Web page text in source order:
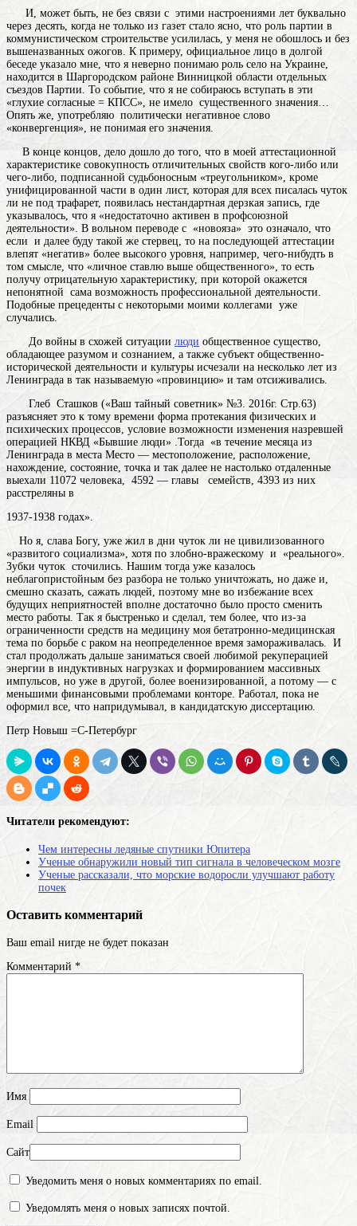
И, может быть, не без связи с этими настроениями лет буквально
через десять, когда не только из газет стало ясно, что роль партии в
коммунистическом строительстве усилилась, у меня не обошлось и без
вышеназванных ожогов. К примеру, официальное лицо в долгой
беседе указало мне, что я неверно понимаю роль село на Украине,
находится в Шаргородском районе Винницкой области отдельных
съездов Партии. То событие, что я не собираюсь вступать в эти
«глухие согласные = КПСС», не имело существенного значения…
Опять же, употребляю политически негативное слово
«конвергенция», не понимая его значения.
В конце концов, дело дошло до того, что в моей аттестационной
характеристике совокупность отличительных свойств кого-либо или
чего-либо , подписанной судьбоносным «треугольником», кроме
унифицированной части в один лист, которая для всех писалась чуток
ли не под трафарет, появилась нестандартная дерзкая запись, где
указывалось, что я «недостаточно активен в профсоюзной
деятельности». В вольном переводе с «новояза» это означало, что
если и далее буду такой же стервец, то на последующей аттестации
влепят «негатив» более высокого уровня, например, чего-нибудть в
том смысле, что «личное ставлю выше общественного», то есть
получу отрицательную характеристику, при которой окажется
непонятной сама возможность профессиональной деятельности.
Подобные прецеденты с некоторыми моими коллегами уже
случались.
До войны в схожей ситуации люди общественное существо,
обладающее разумом и сознанием, а также субъект общественно-
исторической деятельности и культуры исчезали на несколько лет из
Ленинграда в так называемую «провинцию» и там отсиживались.
Глеб Сташков («Ваш тайный советник» №3. 2016г. Стр.63)
разъясняет это к тому времени форма протекания физических и
психических процессов, условие возможности изменения назревшей
операцией НКВД «Бывшие люди» .Тогда «в течение месяца из
Ленинграда в места Место — местоположение, расположение,
нахождение, состояние, точка и так далее не настолько отдаленные
выехали 11072 человека, 4592 — главы семейств, 4393 из них
расстреляны в
1937-1938 годах».
Но я, слава Богу, уже жил в дни чуток ли не цивилизованного
«развитого социализма», хотя по злобно-вражескому и «реального».
Зубки чуток сточились. Нашим тогда уже казалось
неблагопристойным без разбора не только уничтожать, но даже и,
смешно сказать, сажать людей, поэтому мне во избежание всех
будущих неприятностей вполне достаточно было просто сменить
место работы. Так я быстренько и сделал, тем более, что из-за
ограниченности средств на медицину моя бетатронно-медицинская
тема по борьбе с раком на неопределенное время замораживалась. И
стал продолжать дальше заниматься своей любимой рекуперацией
энергии в индуктивных нагрузках и формированием массивных
импульсов, но уже в другой, более военизированной, а потому — с
меньшими финансовыми проблемами конторе. Работал, пока не
оформил все, что напридумывал, в кандидатскую диссертацию.
Петр Новыш =С-Петербург
Читатели рекомендуют:
Чем интересны ледяные спутники Юпитера
Ученые обнаружили новый тип сигнала в человеческом мозге
Ученые рассказали, что морские водоросли улучшают работу
почек
Оставить комментарий
Ваш email нигде не будет показан
Комментарий *
Имя
Email
Сайт
Уведомить меня о новых комментариях по email.
Уведомлять меня о новых записях почтой.